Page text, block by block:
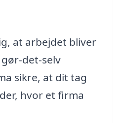
at arbejdet bliver
det-selv
sikre, at dit tag
hvor et firma